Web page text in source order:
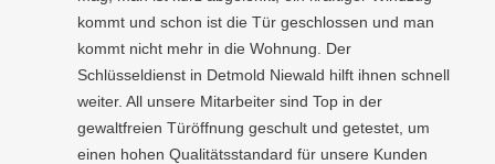
kommt und schon ist die Tür geschlossen und man
kommt nicht mehr in die Wohnung. Der
Schlüsseldienst in Detmold Niewald hilft ihnen schnell
weiter. All unsere Mitarbeiter sind Top in der
gewaltfreien Türöffnung geschult und getestet, um
einen hohen Qualitätsstandard für unsere Kunden